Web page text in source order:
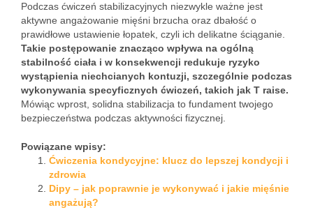
Podczas ćwiczeń stabilizacyjnych niezwykle ważne jest
aktywne angażowanie mięśni brzucha oraz dbałość o
prawidłowe ustawienie łopatek, czyli ich delikatne ściąganie.
Takie postępowanie znacząco wpływa na ogólną
stabilność ciała i w konsekwencji redukuje ryzyko
wystąpienia niechcianych kontuzji, szczególnie podczas
wykonywania specyficznych ćwiczeń, takich jak T raise.
Mówiąc wprost, solidna stabilizacja to fundament twojego
bezpieczeństwa podczas aktywności fizycznej.
Powiązane wpisy:
Ćwiczenia kondycyjne: klucz do lepszej kondycji i
zdrowia
Dipy – jak poprawnie je wykonywać i jakie mięśnie
angażują?